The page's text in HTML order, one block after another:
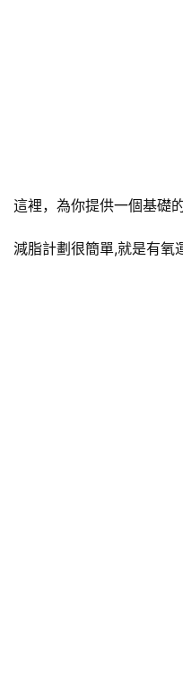
這裡，為你提供一個基礎
減脂計劃很簡單,就是有氧